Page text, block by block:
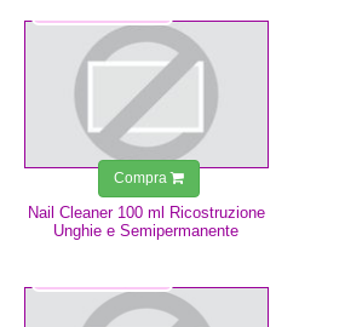
Nail Cleaner 100 ml Ricostruzione
Unghie e Semipermanente
Compra